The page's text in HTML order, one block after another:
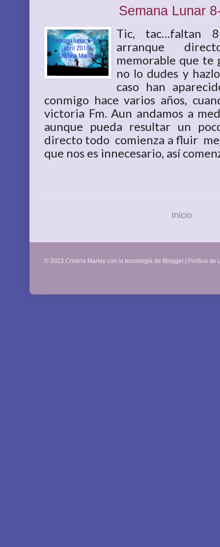
Semana Lunar
Tic, tac…faltan
arranque
memorable que te
no lo dudes y
caso han
conmigo hace varios años,
victoria Fm. Aun andamos a
aunque pueda resultar un
directo todo comienza a fluir
que nos es innecesario, así
Inicio
© 2023 Cristina Marley con la tecnología de Blogger Política de